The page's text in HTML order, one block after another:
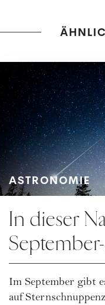
ASTRONOMIE
In dieser
September-
Höhepunkt
Im September gibt
auf